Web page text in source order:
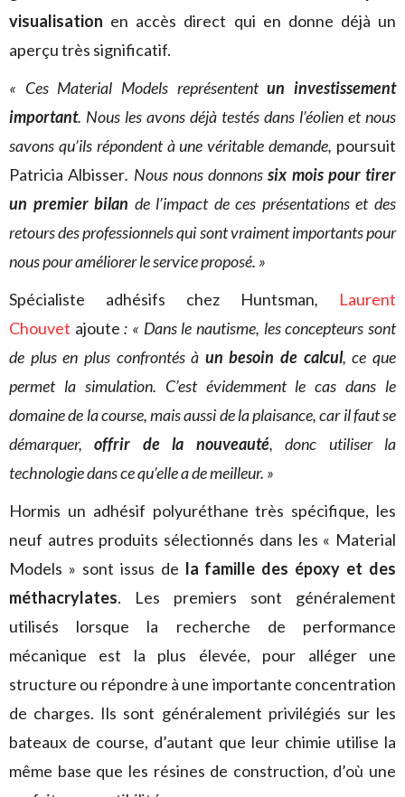
visualisation en accès direct qui en donne déjà un
aperçu très significatif.
« Ces Material Models représententun investissement
important. Nous les avons déjà testés dans l’éolien et nous
savons qu’ils répondent à une véritable demande, poursuit
Patricia Albisser. Nous nous donnonssix mois pour tirer
un premier bilan de l’impact de ces présentations et des
retours des professionnels qui sont vraiment importants pour
nous pour améliorer le service proposé. »
Spécialiste adhésifs chez Huntsman, Laurent
Chouvet ajoute : « Dans le nautisme, les concepteurs sont
de plus en plus confrontés à un besoin de calcul, ce que
permet la simulation. C’est évidemment le cas dans le
domaine de la course, mais aussi de la plaisance, car il faut se
démarquer,offrir de la nouveauté, donc utiliser la
technologie dans ce qu’elle a de meilleur. »
Hormis un adhésif polyuréthane très spécifique, les
neuf autres produits sélectionnés dans les « Material
Models » sont issus de la famille des époxy et des
méthacrylates. Les premiers sont généralement
utilisés lorsque la recherche de performance
mécanique est la plus élevée, pour alléger une
structure ou répondre à une importante concentration
de charges. Ils sont généralement privilégiés sur les
bateaux de course, d’autant que leur chimie utilise la
même base que les résines de construction, d’où une